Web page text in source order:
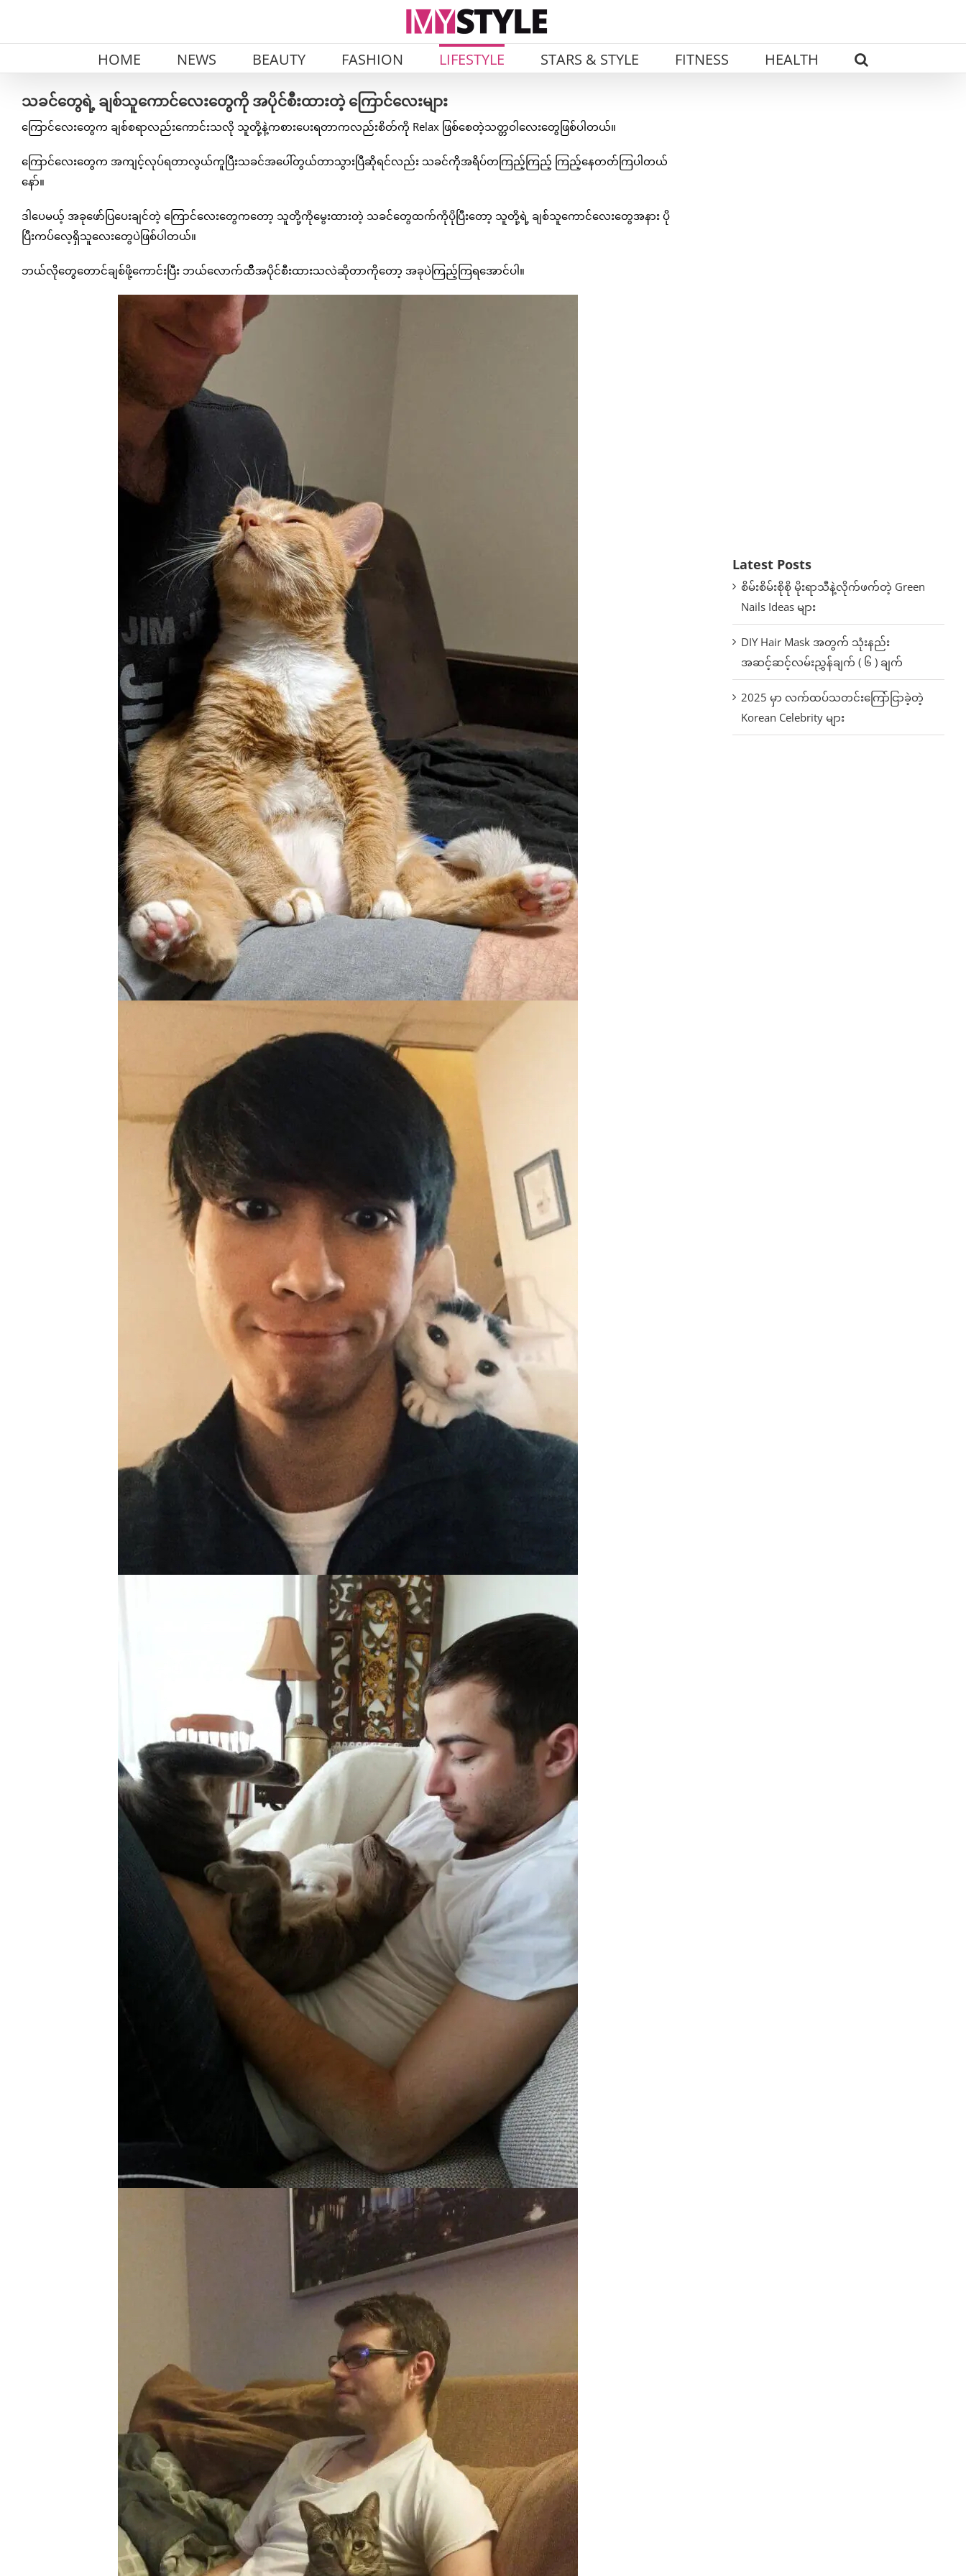
HOME NEWS BEAUTY FASHION LIFESTYLE STARS & STYLE FITNESS HEALTH
သခင်တွေရဲ့ ချစ်သူကောင်လေးတွေကို အပိုင်စီးထားတဲ့ ကြောင်လေးများ
ကြောင်လေးတွေက ချစ်စရာလည်းကောင်းသလို သူတို့နဲ့ကစားပေးရတာကလည်းစိတ်ကို Relax ဖြစ်စေတဲ့သတ္တဝါလေးတွေဖြစ်ပါတယ်။
ကြောင်လေးတွေက အကျင့်လုပ်ရတာလွယ်ကူပြီးသခင်အပေါ်တွယ်တာသွားပြီဆိုရင်လည်း သခင်ကိုအရိပ်တကြည့်ကြည့် ကြည့်နေတတ်ကြပါတယ်
နော်။
ဒါပေမယ့် အခုဖော်ပြပေးချင်တဲ့ ကြောင်လေးတွေကတော့ သူတို့ကိုမွေးထားတဲ့ သခင်တွေထက်ကိုပိုပြီးတော့ သူတို့ရဲ့ ချစ်သူကောင်လေးတွေအနား ပို
ပြီးကပ်လေ့ရှိသူလေးတွေပဲဖြစ်ပါတယ်။
ဘယ်လိုတွေတောင်ချစ်ဖို့ကောင်းပြီး ဘယ်လောက်ထိိိိိိိအပိုင်စီးထားသလဲဆိုတာကိုတော့ အခုပဲကြည့်ကြရအောင်ပါ။
Latest Posts
စိမ်းစိမ်းစိုစို မိုးရာသီနဲ့လိုက်ဖက်တဲ့ Green
Nails Ideas များ
DIY Hair Mask အတွက် သုံးနည်း
အဆင့်ဆင့်လမ်းညွှန်ချက် ( ၆ ) ချက်
2025 မှာ လက်ထပ်သတင်းကြော်ငြာခဲ့တဲ့
Korean Celebrity များ